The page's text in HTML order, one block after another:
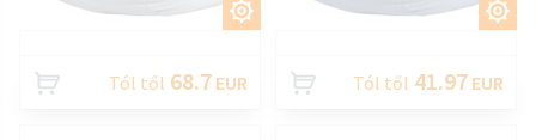
TESTRESZAB
Tól től 68.7 EUR
TESTRESZAB
Tól től 41.97 EUR